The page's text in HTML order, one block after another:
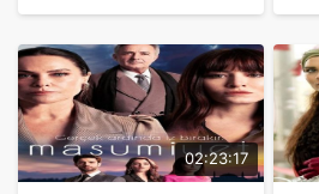
02:23:17